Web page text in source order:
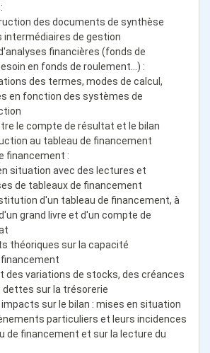
des documents de synthèse
intermédiaires de gestion
financières (fonds de
en fonds de roulement...) :
des termes, modes de calcul,
en fonction des systèmes de
le compte de résultat et le bilan
au tableau de financement
financement :
situation avec des lectures et
de tableaux de financement
d'un tableau de financement, à
grand livre et d'un compte de
théoriques sur la capacité
des variations de stocks, des créances
dettes sur la trésorerie
impacts sur le bilan : mises en situation
particuliers et leurs incidences
de financement et sur la lecture du